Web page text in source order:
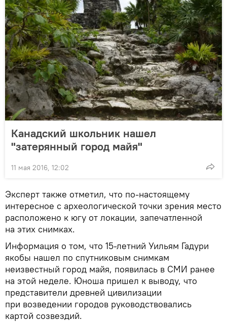
Канадский школьник нашел
"затерянный город майя"
11 мая 2016, 12:02
Эксперт также отметил, что по-настоящему
интересное с археологической точки зрения место
расположено к югу от локации, запечатленной
на этих снимках.
Информация о том, что 15-летний Уильям Гадури
якобы нашел по спутниковым снимкам
неизвестный город майя, появилась в СМИ ранее
на этой неделе. Юноша пришел к выводу, что
представители древней цивилизации
при возведении городов руководствовались
картой созвездий.